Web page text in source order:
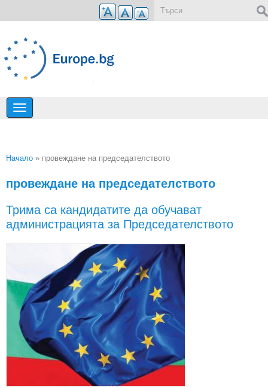
Премини към основното съдържание
Начало » провеждане на председателството
провеждане на председателството
Трима са кандидатите да обучават
администрацията за Председателството